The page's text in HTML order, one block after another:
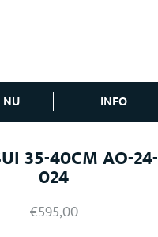
NU INFO
35-40CM AO-24-
024
€595,00